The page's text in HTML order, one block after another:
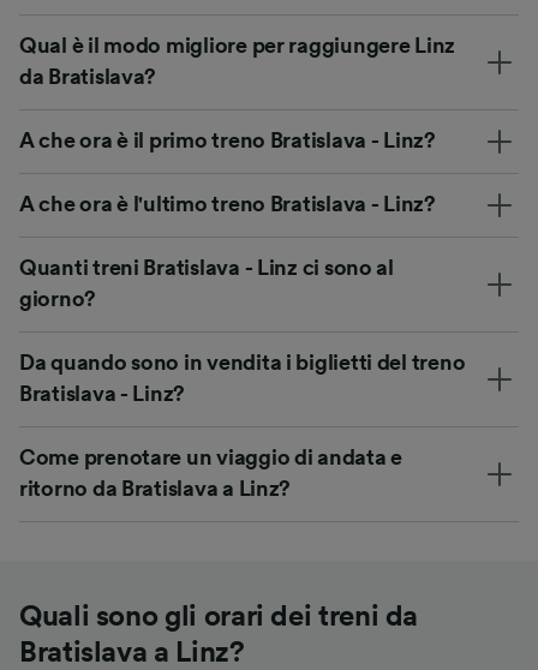
Qual è il modo migliore per raggiungere Linz
da Bratislava?
A che ora è il primo treno Bratislava - Linz?
A che ora è l'ultimo treno Bratislava - Linz?
Quanti treni Bratislava - Linz ci sono al
giorno?
Da quando sono in vendita i biglietti del treno
Bratislava - Linz?
Come prenotare un viaggio di andata e
ritorno da Bratislava a Linz?
Quali sono gli orari dei treni da
Bratislava a Linz?